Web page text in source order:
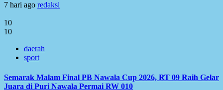
7 hari ago redaksi
10
10
daerah
sport
Semarak Malam Final PB Nawala Cup 2026, RT 09 Raih Gelar
Juara di Puri Nawala Permai RW 010